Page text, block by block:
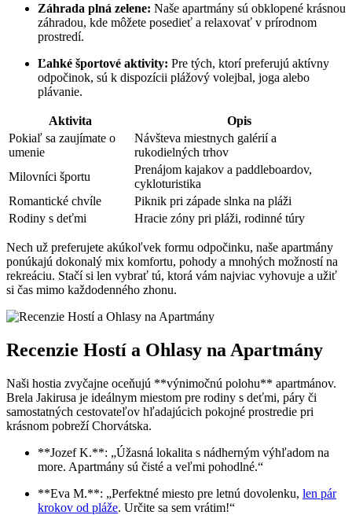
Záhrada plná zelene: Naše apartmány sú obklopené krásnou
záhradou, kde môžete posedieť a relaxovať v prírodnom
prostredí.
Ľahké športové aktivity: Pre tých, ktorí preferujú aktívny
odpočinok, sú k dispozícii plážový volejbal, joga alebo
plávanie.
Aktivita
Opis
Pokiaľ sa zaujímate o
umenie
Návšteva miestnych galérií a
rukodielných trhov
Milovníci športu
Prenájom kajakov a paddleboardov,
cykloturistika
Romantické chvíle
Piknik pri západe slnka na pláži
Rodiny s deťmi
Hracie zóny pri pláži, rodinné túry
Nech už preferujete akúkoľvek formu odpočinku, naše apartmány
ponúkajú dokonalý mix komfortu, pohody a mnohých možností na
rekreáciu. Stačí si len vybrať tú, ktorá vám najviac vyhovuje a užiť
si čas mimo každodenného zhonu.
Recenzie Hostí a Ohlasy na Apartmány
Naši hostia zvyčajne oceňujú **výnimočnú polohu** apartmánov.
Brela Jakirusa je ideálnym miestom pre rodiny s deťmi, páry či
samostatných cestovateľov hľadajúcich pokojné prostredie pri
krásnom pobreží Chorvátska.
**Jozef K.**: „Úžasná lokalita s nádherným výhľadom na
more. Apartmány sú čisté a veľmi pohodlné.“
**Eva M.**: „Perfektné miesto pre letnú dovolenku, len pár
krokov od pláže. Určite sa sem vrátim!“